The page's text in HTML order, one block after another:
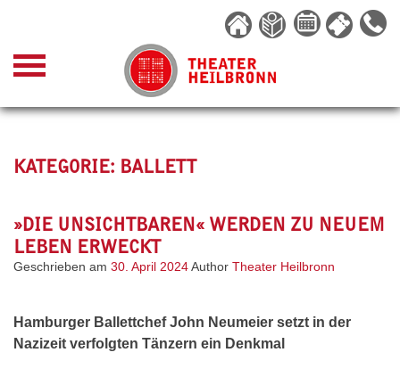
content
KATEGORIE: BALLETT
»DIE UNSICHTBAREN« WERDEN ZU NEUEM
LEBEN ERWECKT
Geschrieben am 30. April 2024Author Theater Heilbronn
Hamburger Ballettchef John Neumeier setzt in der
Nazizeit verfolgten Tänzern ein Denkmal